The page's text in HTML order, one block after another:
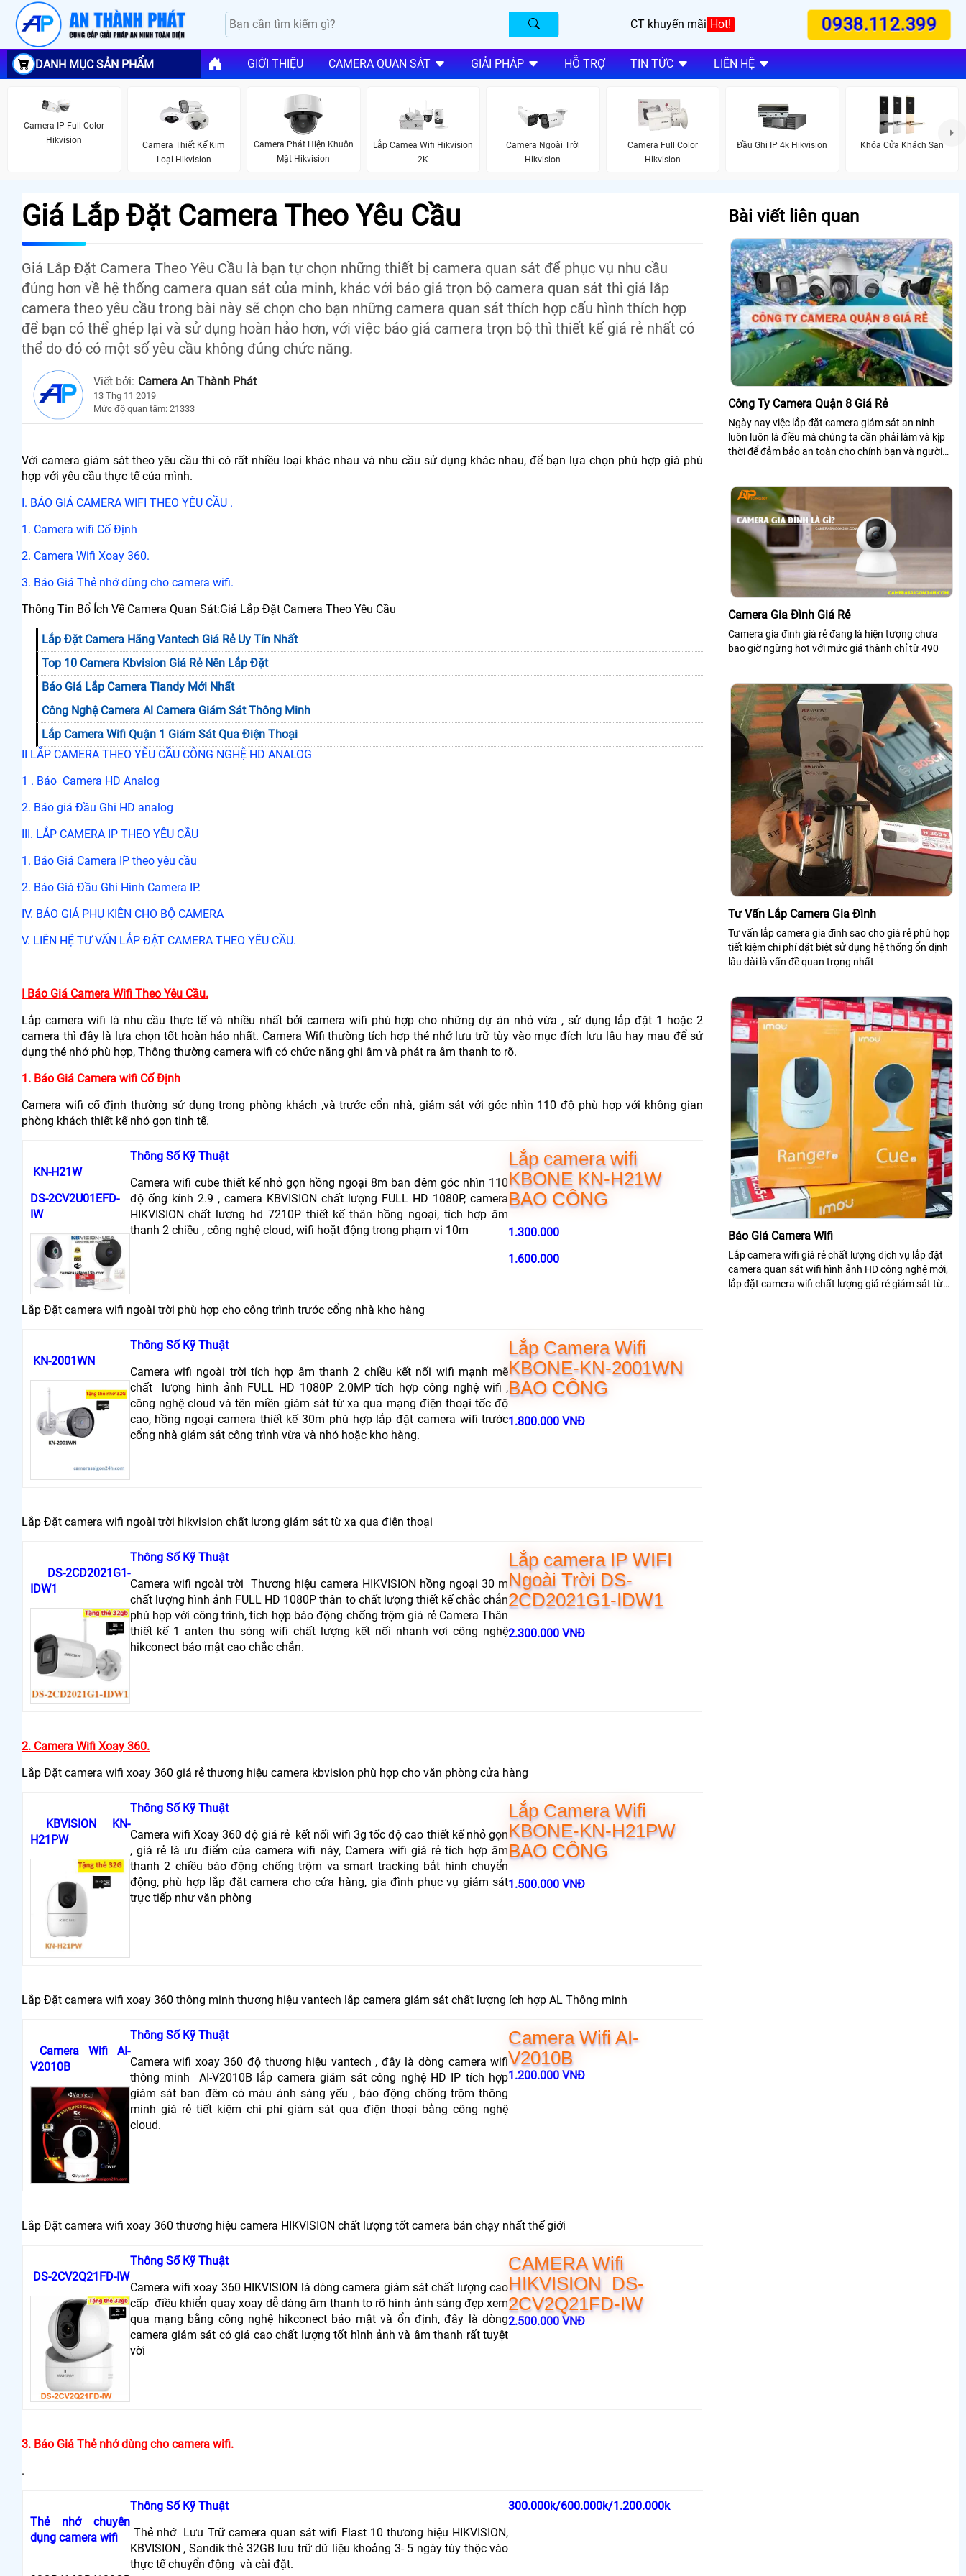
CT khuyến mãi Hot! 0938.112.399
DANH MỤC SẢN PHẨM GIỚI THIỆU CAMERA QUAN SÁT GIẢI PHÁP HỖ TRỢ TIN TỨC LIÊN HỆ
Camera IP Full Color
Hikvision
Camera Thiết Kế Kim
Loại Hikvision
Camera Phát Hiện Khuôn
Mặt Hikvision
Lắp Camea Wifi Hikvision
2K
Camera Ngoài Trời
Hikvision
Camera Full Color
Hikvision
Đầu Ghi IP 4k Hikvision Khóa Cửa Khách Sạn
Giá Lắp Đặt Camera Theo Yêu Cầu
Giá Lắp Đặt Camera Theo Yêu Cầu là bạn tự chọn những thiết bị camera quan sát để phục vụ nhu cầu
đúng hơn về hệ thống camera quan sát của minh, khác với báo giá trọn bộ camera quan sát thì giá lắp
camera theo yêu cầu trong bài này sẽ chọn cho bạn những camera quan sát thích hợp cấu hình thích hợp
để bạn có thể ghép lại và sử dụng hoàn hảo hơn, với việc báo giá camera trọn bộ thì thiết kế giá rẻ nhất có
thể do đó có một số yêu cầu không đúng chức năng.
Viết bởi: Camera An Thành Phát
13 Thg 11 2019
Mức độ quan tâm: 21333
Với camera giám sát theo yêu cầu thì có rất nhiều loại khác nhau và nhu cầu sử dụng khác nhau, để bạn lựa chọn phù hợp giá phù
hợp với yêu cầu thực tế của mình.
I. BÁO GIÁ CAMERA WIFI THEO YÊU CẦU .
1. Camera wifi Cố Định
2. Camera Wifi Xoay 360.
3. Báo Giá Thẻ nhớ dùng cho camera wifi.
Thông Tin Bổ Ích Về Camera Quan Sát:Giá Lắp Đặt Camera Theo Yêu Cầu
Lắp Đặt Camera Hãng Vantech Giá Rẻ Uy Tín Nhất
Top 10 Camera Kbvision Giá Rẻ Nên Lắp Đặt
Báo Giá Lắp Camera Tiandy Mới Nhất
Công Nghệ Camera Al Camera Giám Sát Thông Minh
Lắp Camera Wifi Quận 1 Giám Sát Qua Điện Thoại
II LẮP CAMERA THEO YÊU CẦU CÔNG NGHỆ HD ANALOG
1 . Báo Camera HD Analog
2. Báo giá Đầu Ghi HD analog
III. LẮP CAMERA IP THEO YÊU CẦU
1. Báo Giá Camera IP theo yêu cầu
2. Báo Giá Đầu Ghi Hình Camera IP.
IV. BÁO GIÁ PHỤ KIÊN CHO BỘ CAMERA
V. LIÊN HỆ TƯ VẤN LẮP ĐẶT CAMERA THEO YÊU CẦU.
I Báo Giá Camera Wifi Theo Yêu Cầu.
Lắp camera wifi là nhu cầu thực tế và nhiều nhất bởi camera wifi phù hợp cho những dự án nhỏ vừa , sử dụng lắp đặt 1 hoặc 2
camera thì đây là lựa chọn tốt hoàn hảo nhất. Camera Wifi thường tích hợp thẻ nhớ lưu trữ tùy vào mục đích lưu lâu hay mau để sử
dụng thẻ nhớ phù hợp, Thông thường camera wifi có chức năng ghi âm và phát ra âm thanh to rõ.
1. Báo Giá Camera wifi Cố Định
Camera wifi cố định thường sử dụng trong phòng khách ,và trước cổn nhà, giám sát với góc nhìn 110 độ phù hợp với không gian
phòng khách thiết kế nhỏ gọn tinh tế.
KN-H21W
DS-2CV2U01EFD-
IW
Thông Số Kỹ Thuật
Camera wifi cube thiết kế nhỏ gọn hồng ngoại 8m ban đêm góc nhìn 110
độ ống kính 2.9 , camera KBVISION chất lượng FULL HD 1080P, camera
HIKVISION chất lượng hd 7210P thiết kế thân hồng ngoại, tích hợp âm
thanh 2 chiều , công nghệ cloud, wifi hoặt động trong phạm vi 10m
Lắp camera wifi
KBONE KN-H21W
BAO CÔNG
1.300.000
1.600.000
Lắp Đặt camera wifi ngoài trời phù hợp cho công trình trước cổng nhà kho hàng
KN-2001WN
Thông Số Kỹ Thuật
Camera wifi ngoài trời tích hợp âm thanh 2 chiều kết nối wifi mạnh mẽ
chất lượng hình ảnh FULL HD 1080P 2.0MP tích hợp công nghệ wifi ,
công nghệ cloud và tên miền giám sát từ xa qua mạng điện thoại tốc độ
cao, hồng ngoại camera thiết kế 30m phù hợp lắp đặt camera wifi trước
cổng nhà giám sát công trình vừa và nhỏ hoặc kho hàng.
Lắp Camera Wifi
KBONE-KN-2001WN
BAO CÔNG
1.800.000 VNĐ
Lắp Đặt camera wifi ngoài trời hikvision chất lượng giám sát từ xa qua điện thoại
DS-2CD2021G1-
IDW1
Thông Số Kỹ Thuật
Camera wifi ngoài trời Thương hiệu camera HIKVISION hồng ngoại 30 m
chất lượng hình ảnh FULL HD 1080P thân to chất lượng thiết kế chắc chắn
phù hợp với công trình, tích hợp báo động chống trộm giá rẻ Camera Thân
thiết kế 1 anten thu sóng wifi chất lượng kết nối nhanh vơi công nghệ
hikconect bảo mật cao chắc chắn.
Lắp camera IP WIFI
Ngoài Trời DS-
2CD2021G1-IDW1
2.300.000 VNĐ
2. Camera Wifi Xoay 360.
Lắp Đặt camera wifi xoay 360 giá rẻ thương hiệu camera kbvision phù hợp cho văn phòng cửa hàng
KBVISION KN-
H21PW
Thông Số Kỹ Thuật
Camera wifi Xoay 360 độ giá rẻ kết nối wifi 3g tốc độ cao thiết kế nhỏ gọn
, giá rẻ là ưu điểm của camera wifi này, Camera wifi giá rẻ tích hợp âm
thanh 2 chiều báo động chống trộm va smart tracking bắt hình chuyển
động, phù hợp lắp đặt camera cho cửa hàng, gia đình phục vụ giám sát
trực tiếp như văn phòng
Lắp Camera Wifi
KBONE-KN-H21PW
BAO CÔNG
1.500.000 VNĐ
Lắp Đặt camera wifi xoay 360 thông minh thương hiệu vantech lắp camera giám sát chất lượng ích hợp AL Thông minh
Camera Wifi AI-
V2010B
Thông Số Kỹ Thuật
Camera wifi xoay 360 độ thương hiệu vantech , đây là dòng camera wifi
thông minh AI-V2010B lắp camera giám sát công nghệ HD IP tích hợp
giám sát ban đêm có màu ánh sáng yếu , báo động chống trộm thông
minh giá rẻ tiết kiệm chi phí giám sát qua điện thoại bằng công nghệ
cloud.
Camera Wifi AI-
V2010B
1.200.000 VNĐ
Lắp Đặt camera wifi xoay 360 thương hiệu camera HIKVISION chất lượng tốt camera bán chạy nhất thế giới
DS-2CV2Q21FD-IW
Thông Số Kỹ Thuật
Camera wifi xoay 360 HIKVISION là dòng camera giám sát chất lượng cao
cấp điều khiển quay xoay dễ dàng âm thanh to rõ hình ảnh sáng đẹp xem
qua mạng bằng công nghệ hikconect bảo mật và ổn định, đây là dòng
camera giám sát có giá cao chất lượng tốt hình ảnh và âm thanh rất tuyệt
vời
CAMERA Wifi
HIKVISION DS-
2CV2Q21FD-IW
2.500.000 VNĐ
3. Báo Giá Thẻ nhớ dùng cho camera wifi.
.
Thẻ nhớ chuyên
dụng camera wifi
Thông Số Kỹ Thuật
Thẻ nhớ Lưu Trữ camera quan sát wifi Flast 10 thương hiệu HIKVISION,
KBVISION , Sandik thẻ 32GB lưu trữ dữ liệu khoảng 3- 5 ngày tùy thộc vào
thực tế chuyển động và cài đặt.
300.000k/600.000k/1.200.000k
Bài viết liên quan
Công Ty Camera Quận 8 Giá Rẻ
Ngày nay việc lắp đặt camera giám sát an ninh
luôn luôn là điều mà chúng ta cần phải làm và kịp
thời để đảm bảo an toàn cho chính bạn và người
Camera Gia Đình Giá Rẻ
Camera gia đình giá rẻ đang là hiện tượng chưa
bao giờ ngừng hot với mức giá thành chỉ từ 490
Tư Vấn Lắp Camera Gia Đình
Tư vấn lắp camera gia đình sao cho giá rẻ phù hợp
tiết kiệm chi phí đặt biệt sử dụng hệ thống ổn định
lâu dài là vấn đề quan trọng nhất
Báo Giá Camera Wifi
Lắp camera wifi giá rẻ chất lượng dịch vụ lắp đặt
camera quan sát wifi hình ảnh HD công nghệ mới,
lắp đặt camera wifi chất lượng giá rẻ giám sát từ